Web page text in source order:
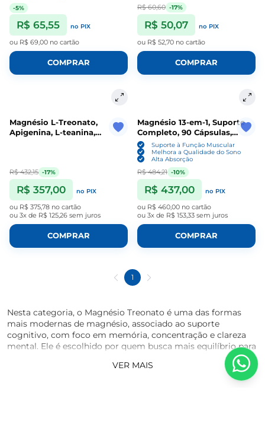
-5%
R$ 65,55 no PIX
ou R$ 69,00 no cartão
COMPRAR
R$ 60,60 -17%
R$ 50,07 no PIX
ou R$ 52,70 no cartão
COMPRAR
Magnésio L-Treonato,
Apigenina, L-teanina,
R$ 432,15 -17%
R$ 357,00 no PIX
ou R$ 375,78 no cartão
ou 3x de R$ 125,26 sem juros
COMPRAR
Magnésio 13-em-1, Suporte
Completo, 90 Cápsulas,
MagPlus+
Suporte à Função Muscular
Melhora a Qualidade do Sono
Alta Absorção
R$ 484,21 -10%
R$ 437,00 no PIX
ou R$ 460,00 no cartão
ou 3x de R$ 153,33 sem juros
COMPRAR
1
Nesta categoria, o Magnésio Treonato é uma das formas
mais modernas de magnésio, associado ao suporte
cognitivo, com foco em memória, concentração e clareza
mental. Ele é escolhido por quem busca mais equilíbrio para
o sistema nervoso e uma rotina mental mais organizada ao
VER MAIS